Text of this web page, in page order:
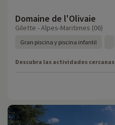
Domaine de l'Olivaie
Gilette - Alpes-Maritimes (06)
Gran piscina y piscina infantil
Descubra las actividades cercanas